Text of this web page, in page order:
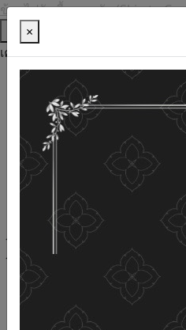
ข้ามไปยังเนื้อหาหลัก (Skip to
ช่วยเหลือ
เครื่องมือการเข้าถึง
ภาษาไทย
ภาษาอังกฤษ
เพิ่มขนาดตัวอักษร
ลดขนาดตัวอักษร
ขนาดตัวอักษรปกติ
ความคมชัดสูง
ความคมชัดเชิงลบ
ความคมชัดปกติ
เปิดอ่านด้วยเสียง
ปิดอ่านด้วยเสียง
ผังเว็บไซต์
เว็บไซต์นี้ใช้คุกกี้ (Cookies)
กรมกิจการผู้สูงอายุ
ให้ความส
×